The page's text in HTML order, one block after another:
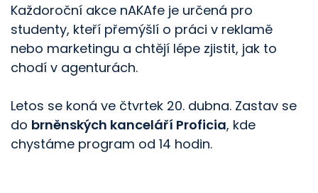
Každoroční akce nAKAfe je určená pro
studenty, kteří přemýšlí o práci v reklamě
nebo marketingu a chtějí lépe zjistit, jak to
chodí v agenturách.
Letos se koná ve čtvrtek 20. dubna. Zastav se
do brněnských kanceláří Proficia, kde
chystáme program od 14 hodin.